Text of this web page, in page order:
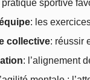
pratique sportive
: les
collective: réussir
: l’alignement